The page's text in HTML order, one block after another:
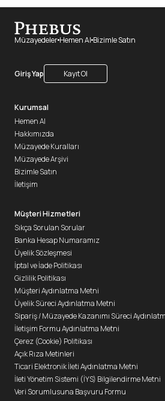
Müzayedeler Hemen Al Bizimle Satın
Giriş Yap Kayıt Ol
Kurumsal
Hemen Al
Hakkımızda
Müzayede Kuralları
Müzayede Arşivi
Bizimle Satın
İletişim
Müşteri Hizmetleri
Sıkça Sorulan Sorular
Banka Hesap Numaramız
Üyelik Sözleşmesi
İptal ve İade Politikası
Gizlilik Politikası
Müşteri Aydınlatma Metni
Üyelik Süreci Aydınlatma Metni
Sipariş / Müzayede Kazanımı Süreci
İletişim Formu Aydınlatma Metni
Çerez (Cookie) Politikası
Açık Rıza Metinleri
Ticari Elektronik İleti Aydınlatma Metni
İleti Yönetim Sistemi (İYS) Bilgilendirme Metni
Veri Sorumlusuna Başvuru Formu